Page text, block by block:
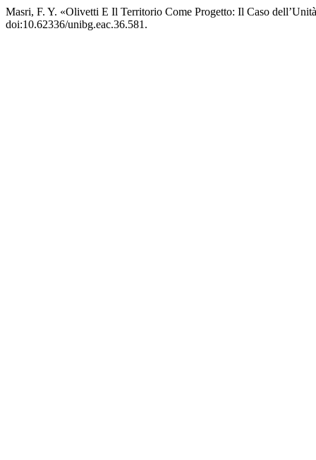
Masri, F. Y. «Olivetti E Il Territorio Come Progetto: Il Caso
doi:10.62336/unibg.eac.36.581.